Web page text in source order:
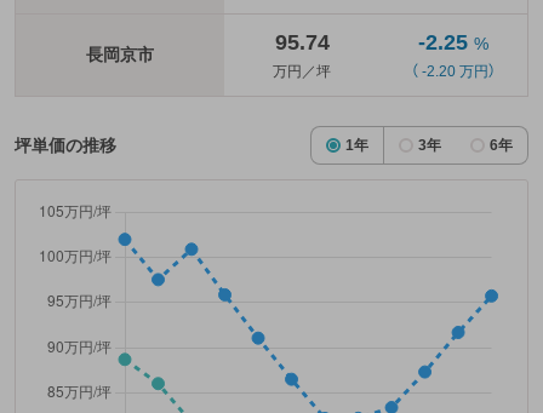
長岡京市 95.74
万円／坪
-2.25 %
（ -2.20 万円）
坪単価の推移 1年 3年 6年